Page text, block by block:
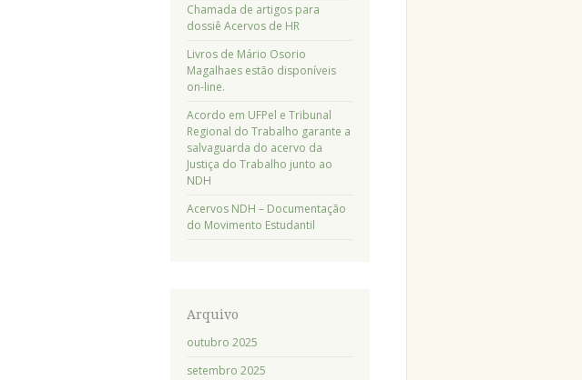
Chamada de artigos para
dossiê Acervos de HR
Livros de Mário Osorio
Magalhaes estão disponíveis
on-line.
Acordo em UFPel e Tribunal
Regional do Trabalho garante a
salvaguarda do acervo da
Justiça do Trabalho junto ao
NDH
Acervos NDH – Documentação
do Movimento Estudantil
Arquivo
outubro 2025
setembro 2025